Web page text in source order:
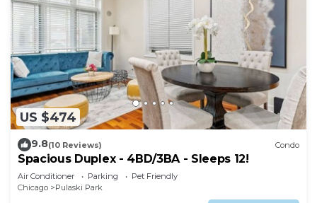
US $474
9.8(10 Reviews) Condo
Spacious Duplex - 4BD/3BA - Sleeps 12!
Air Conditioner Parking
Pet Friendly
Chicago
Pulaski Park